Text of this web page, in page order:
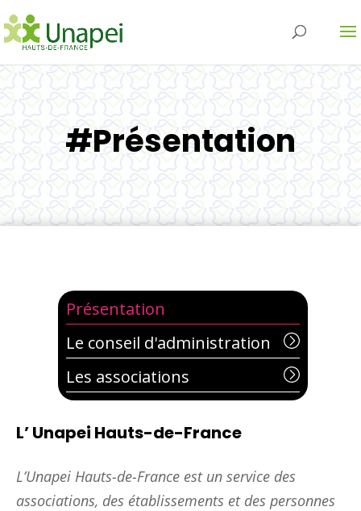
#Présentation
Présentation
Le conseil d'administration
Les associations
L’ Unapei Hauts-de-France
L’Unapei Hauts-de-France est un service des
associations, des établissements et des personnes